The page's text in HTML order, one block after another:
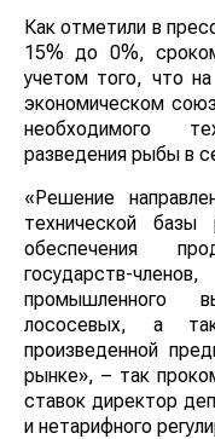
Как отметили в
15% до 0%,
учетом того, что
экономическом
необходимого
разведения рыбы в
«Решение
технической
обеспечения
государств-
промышленного
лососевых, а
произведенной
рынке», – так
ставок директор
и нетарифного